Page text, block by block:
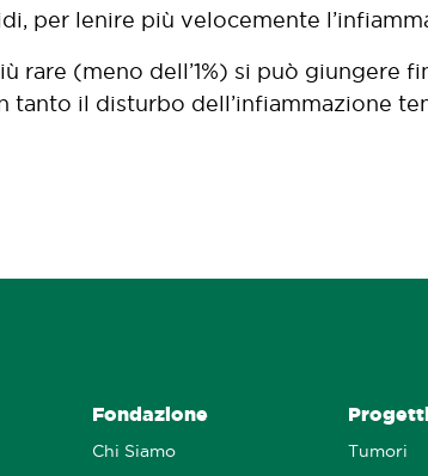
per lenire più velocemente
rare (meno dell’1%) si può giungere
tanto il disturbo dell’infiammazione
Fondazione
Chi Siamo
Tumori